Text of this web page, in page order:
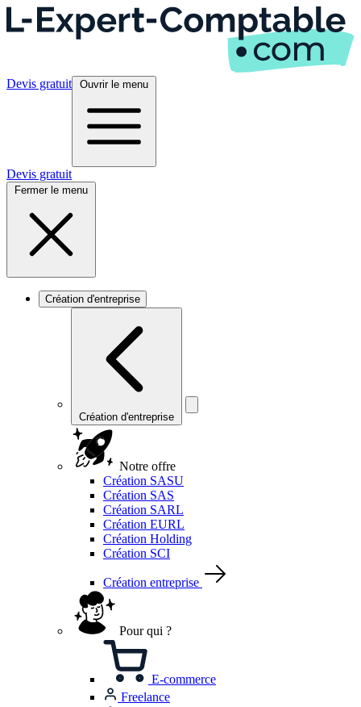
Devis gratuit Ouvrir le menu
Devis gratuit
Fermer le menu
Création d'entreprise
Création d'entreprise
Notre offre
Création SASU
Création SAS
Création SARL
Création EURL
Création Holding
Création SCI
Création entreprise
Pour qui ?
E-commerce
Freelance